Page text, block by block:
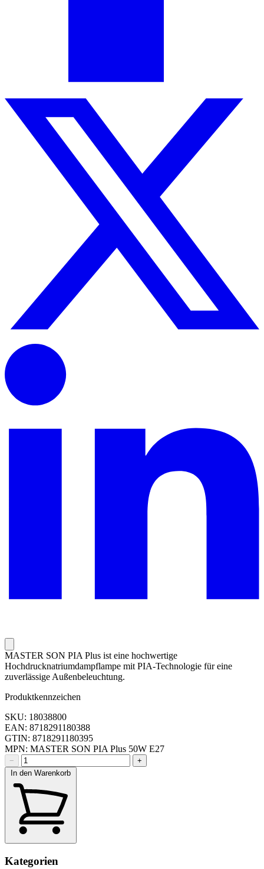
MASTER SON PIA Plus ist eine hochwertige
Hochdrucknatriumdampflampe mit PIA-Technologie für eine
zuverlässige Außenbeleuchtung.
Produktkennzeichen
SKU: 18038800
EAN: 8718291180388
GTIN: 8718291180395
MPN: MASTER SON PIA Plus 50W E27
−
+
In den Warenkorb
Kategorien